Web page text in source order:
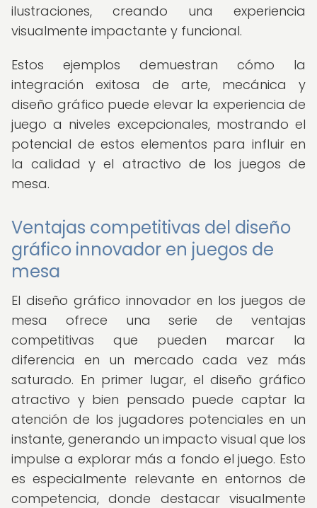
ilustraciones, creando una experiencia
visualmente impactante y funcional.
Estos ejemplos demuestran cómo la
integración exitosa de arte, mecánica y
diseño gráfico puede elevar la experiencia de
juego a niveles excepcionales, mostrando el
potencial de estos elementos para influir en
la calidad y el atractivo de los juegos de
mesa.
Ventajas competitivas del diseño
gráfico innovador en juegos de
mesa
El diseño gráfico innovador en los juegos de
mesa ofrece una serie de ventajas
competitivas que pueden marcar la
diferencia en un mercado cada vez más
saturado. En primer lugar, el diseño gráfico
atractivo y bien pensado puede captar la
atención de los jugadores potenciales en un
instante, generando un impacto visual que los
impulse a explorar más a fondo el juego. Esto
es especialmente relevante en entornos de
competencia, donde destacar visualmente